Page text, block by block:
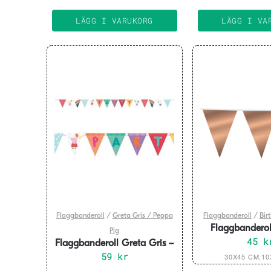
LÄGG I VARUKORG LÄGG I
Flaggbanderoll / Greta Gris / Peppa
Pig
Flaggbanderoll Greta Gris –
papp 330 cm
59 kr
Flaggbanderoll /
roséguld –45
30X45